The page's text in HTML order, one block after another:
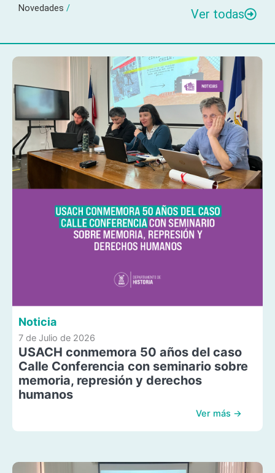
Novedades / Ver todas
Noticia
7 de Julio de 2026
USACH conmemora 50 años del caso
Calle Conferencia con seminario sobre
memoria, represión y derechos
humanos
Ver más →